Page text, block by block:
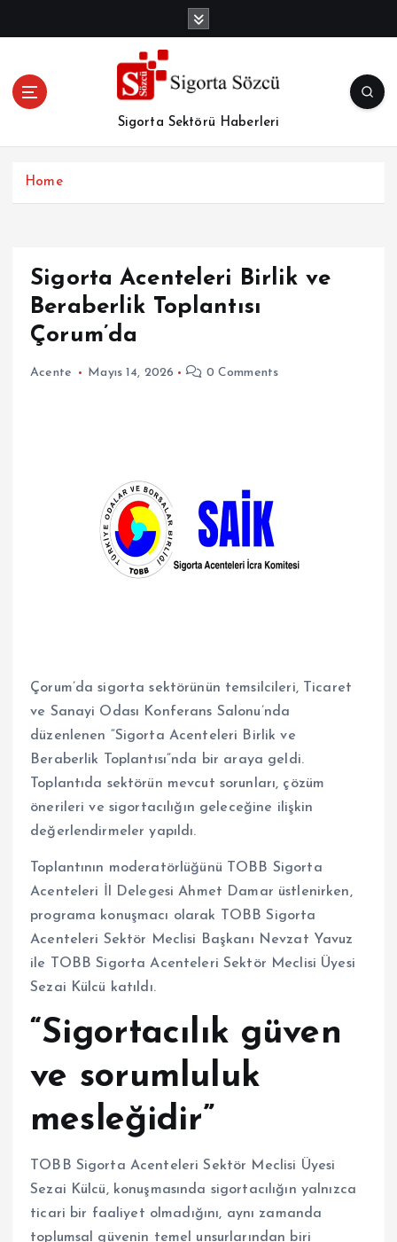
Sigorta Sektörü Haberleri
Home
Sigorta Acenteleri Birlik ve
Beraberlik Toplantısı
Çorum’da
Acente Mayıs 14, 2026 0 Comments
Çorum’da sigorta sektörünün temsilcileri, Ticaret
ve Sanayi Odası Konferans Salonu’nda
düzenlenen “Sigorta Acenteleri Birlik ve
Beraberlik Toplantısı”nda bir araya geldi.
Toplantıda sektörün mevcut sorunları, çözüm
önerileri ve sigortacılığın geleceğine ilişkin
değerlendirmeler yapıldı.
Toplantının moderatörlüğünü TOBB Sigorta
Acenteleri İl Delegesi Ahmet Damar üstlenirken,
programa konuşmacı olarak TOBB Sigorta
Acenteleri Sektör Meclisi Başkanı Nevzat Yavuz
ile TOBB Sigorta Acenteleri Sektör Meclisi Üyesi
Sezai Külcü katıldı.
“Sigortacılık güven
ve sorumluluk
mesleğidir”
TOBB Sigorta Acenteleri Sektör Meclisi Üyesi
Sezai Külcü, konuşmasında sigortacılığın yalnızca
ticari bir faaliyet olmadığını, aynı zamanda
toplumsal güvenin temel unsurlarından biri